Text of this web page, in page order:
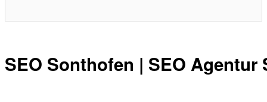
SEO Sonthofen | SEO Agentur